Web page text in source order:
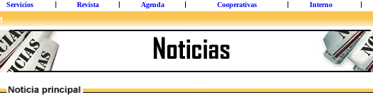
Servicios Revista Agenda Cooperativas Interno